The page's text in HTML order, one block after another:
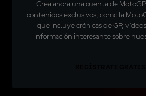
Crea ahora una cuenta de
contenidos exclusivos, como la
que incluye crónicas de GP,
información interesante sobre